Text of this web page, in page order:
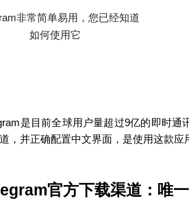
非常简单易用，您已经知道
如何使用它
是目前全球用户量超过9亿的即时
，并正确配置中文界面，是使用这款应
官方下载渠道：唯